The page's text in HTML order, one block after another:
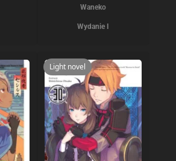
Waneko
Wydanie I
Light novel